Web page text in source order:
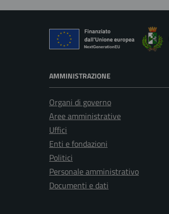
AMMINISTRAZIONE
Organi di governo
Aree amministrative
Uffici
Enti e fondazioni
Politici
Personale amministrativo
Documenti e dati